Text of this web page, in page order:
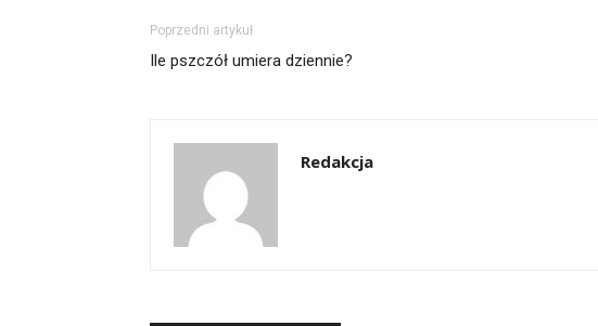
Poprzedni artykuł
Ile pszczół umiera dziennie?
Redakcja